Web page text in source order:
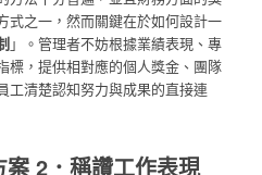
式之一，然而關鍵在於如何設計一
」。管理者不妨根據業績表現、專
標，提供相對應的個人獎金、團隊
工清楚認知努力與成果的直接連
2．稱讚工作表現